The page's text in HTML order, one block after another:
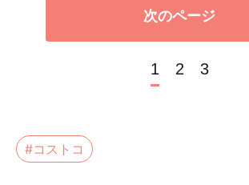
次のページ
1 2 3
#コストコ